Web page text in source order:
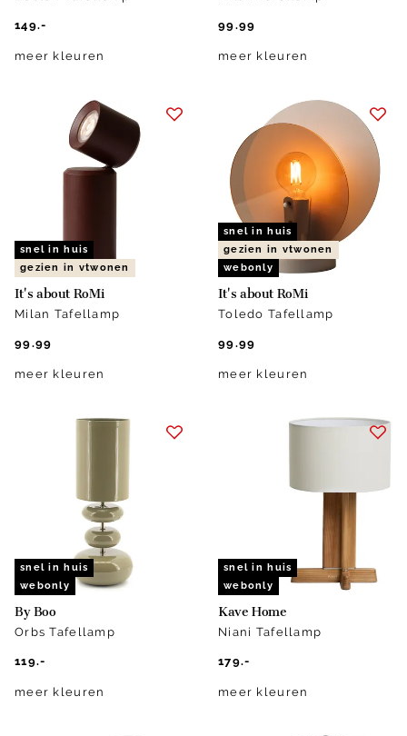
149.-
meer kleuren
99.99
meer kleuren
snel in huis
gezien in vtwonen
It's about RoMi
Milan Tafellamp
99.99
meer kleuren
snel in huis
gezien in vtwonen
webonly
It's about RoMi
Toledo Tafellamp
99.99
meer kleuren
snel in huis
webonly
By Boo
Orbs Tafellamp
119.-
meer kleuren
snel in huis
webonly
Kave Home
Niani Tafellamp
179.-
meer kleuren